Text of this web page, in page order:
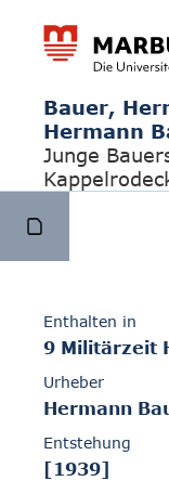
Bauer,
Hermann
Junge
Enthalten in
9 Militärzeit
Urheber
Hermann
Entstehung
[1939]